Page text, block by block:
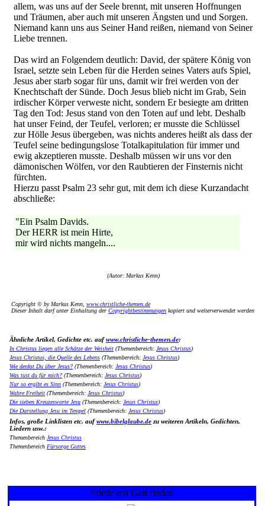
allem, was uns auf der Seele brennt, mit unseren Hoffnungen
und Träumen, aber auch mit unseren Ängsten und und Sorgen.
Niemand kann uns aus Seiner Hand reißen, niemand von Seiner
Liebe trennen.
Das wird an Folgendem deutlich: David, der spätere König von
Israel, setzte sein Leben für die Herden seines Vaters aufs Spiel,
Jesus aber starb sogar für uns, damit wir frei werden von der
Knechtschaft der Sünde. Doch Jesus blieb nicht im Grab, Sein
irdischer Körper verweste nicht, sondern Er besiegte am dritten
Tag den Tod: Jesus stand von den Toten auf und lebt. Deshalb
hat unser Feind, der Teufel, verloren; er musste die Schlüssel
zur Hölle Jesus übergeben, was nichts anderes heißt als dass der
Teufel seine bedingungslose Totalkapitulation für immer und
ewig akzeptieren musste. Deshalb müssen wir uns vor den
dämonischen Wölfen, vor den Raubtieren der Finsternis nicht
fürchten.
Hierzu passt Psalm 23 sehr gut, mit dem ich diese Kurzandacht
abschließe:
"Ein Psalm Davids.
Der HERR ist mein Hirte,
mir wird nichts mangeln....
(Autor: Markus Kenn)
Copyright © by Markus Kenn, www.christliche-themen.de
Dieser Inhalt darf unter Einhaltung der Copyrightbestimmungen kopiert und weiterverwendet werden
Ähnliche Artikel, Gedichte etc. aufwww.christliche-themen.de:
In Christus liegen alle Schätze der Weisheit (Themenbereich: Jesus Christus)
Jesus Christus, die Quelle des Lebens (Themenbereich: Jesus Christus)
Wie denkst Du über Jesus? (Themenbereich: Jesus Christus)
Was tust du für mich? (Themenbereich: Jesus Christus)
Nur so ergibt es Sinn (Themenbereich: Jesus Christus)
Wahre Freiheit (Themenbereich: Jesus Christus)
Die sieben Kreuzesworte Jesu (Themenbereich: Jesus Christus)
Die Darstellung Jesu im Tempel (Themenbereich: Jesus Christus)
Infos, große Linklisten etc. aufwww.bibelglaube.de zu weiteren Artikeln, Gedichten,
Liedern usw.:
Themenbereich Jesus Christus
Themenbereich Fürsorge Gottes
Friede mit Gott finden